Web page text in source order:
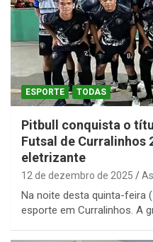
ESPORTE TODAS
Pitbull conquista o
Futsal de Curralinhos
eletrizante
12 de dezembro de 2025
Na noite desta quinta-feira
esporte em Curralinhos. A